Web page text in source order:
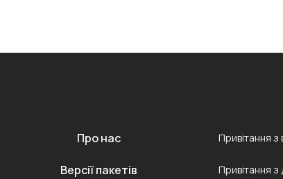
Про нас
Версії пакетів
Привітання з
Привітання